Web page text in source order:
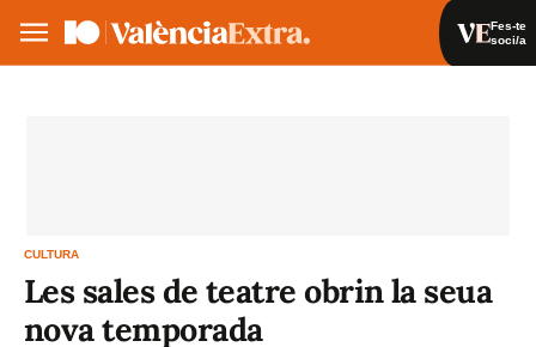
Fes-te
soci/a
CULTURA
Les sales de teatre obrin la seua
nova temporada